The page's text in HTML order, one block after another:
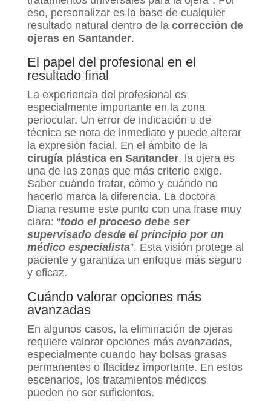
eso, personalizar es la base de cualquier
resultado natural dentro de la corrección de
ojeras en Santander.
El papel del profesional en el
resultado final
La experiencia del profesional es
especialmente importante en la zona
periocular. Un error de indicación o de
técnica se nota de inmediato y puede alterar
la expresión facial. En el ámbito de la
cirugía plástica en Santander, la ojera es
una de las zonas que más criterio exige.
Saber cuándo tratar, cómo y cuándo no
hacerlo marca la diferencia. La doctora
Diana resume este punto con una frase muy
clara: “todo el proceso debe ser
supervisado desde el principio por un
médico especialista”. Esta visión protege al
paciente y garantiza un enfoque más seguro
y eficaz.
Cuándo valorar opciones más
avanzadas
En algunos casos, la eliminación de ojeras
requiere valorar opciones más avanzadas,
especialmente cuando hay bolsas grasas
permanentes o flacidez importante. En estos
escenarios, los tratamientos médicos
pueden no ser suficientes.